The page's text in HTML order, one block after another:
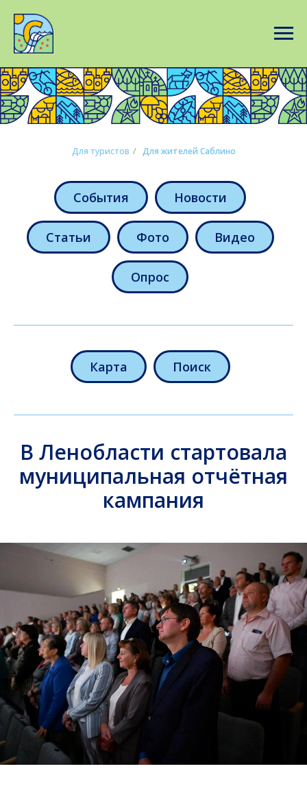
Для туристов / Для жителей Саблино
События Новости
Статьи Фото Видео
Опрос
Карта Поиск
В Ленобласти стартовала
муниципальная отчётная
кампания